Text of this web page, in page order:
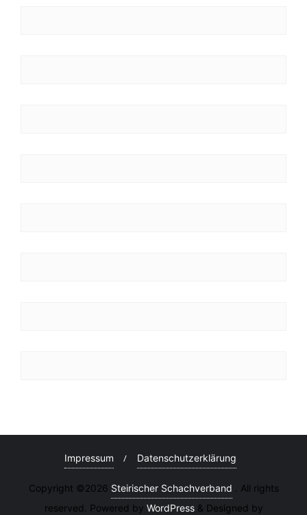
Impressum Datenschutzerklärung
Copyright ©2026 Steirischer Schachverband . All rights
reserved. Powered by WordPress & Designed by